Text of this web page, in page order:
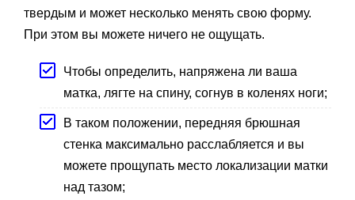
твердым и может несколько менять свою форму.
При этом вы можете ничего не ощущать.
Чтобы определить, напряжена ли ваша
матка, лягте на спину, согнув в коленях ноги;
В таком положении, передняя брюшная
стенка максимально расслабляется и вы
можете прощупать место локализации матки
над тазом;